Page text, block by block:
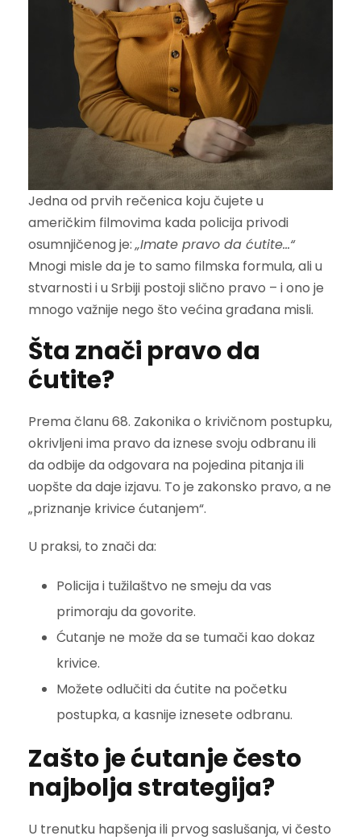
Jedna od prvih rečenica koju čujete u
američkim filmovima kada policija privodi
osumnjičenog je:„Imate pravo da ćutite…“
Mnogi misle da je to samo filmska formula, ali u
stvarnosti i u Srbiji postoji slično pravo – i ono je
mnogo važnije nego što većina građana misli.
Šta znači pravo da
ćutite?
Prema članu 68. Zakonika o krivičnom postupku,
okrivljeni ima pravo da iznese svoju odbranu ili
da odbije da odgovara na pojedina pitanja ili
uopšte da daje izjavu. To je zakonsko pravo, a ne
„priznanje krivice ćutanjem“.
U praksi, to znači da:
Policija i tužilaštvo ne smeju da vas
primoraju da govorite.
Ćutanje ne može da se tumači kao dokaz
krivice.
Možete odlučiti da ćutite na početku
postupka, a kasnije iznesete odbranu.
Zašto je ćutanje često
najbolja strategija?
U trenutku hapšenja ili prvog saslušanja, vi često